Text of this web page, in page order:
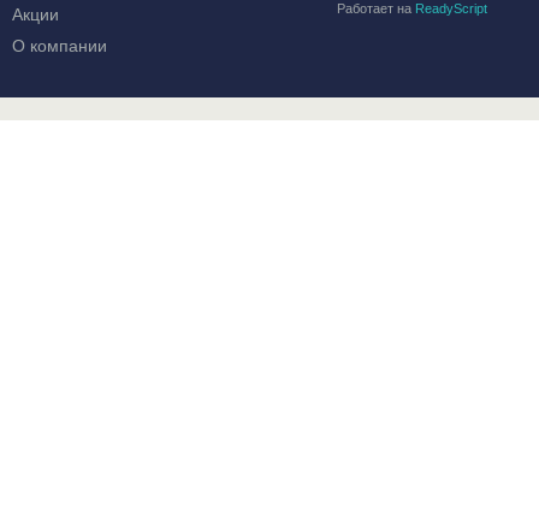
Работает на ReadyScript
Акции
О компании